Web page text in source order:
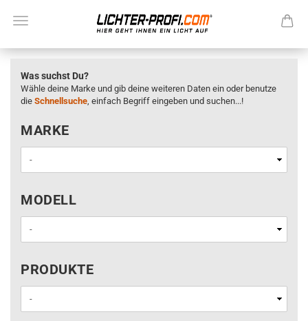
Was suchst Du?
Wähle deine Marke und gib deine weiteren Daten ein oder benutze
die Schnellsuche, einfach Begriff eingeben und suchen...!
MARKE
MARKE
MODELL
MODELL
PRODUKTE
PRODUKTE